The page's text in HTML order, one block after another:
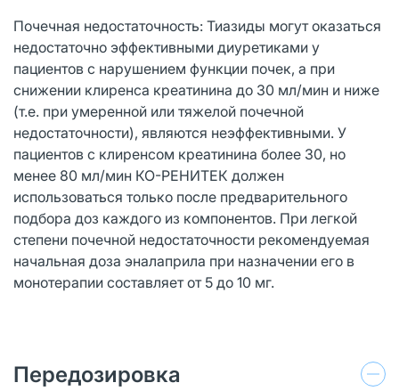
Почечная недостаточность: Тиазиды могут оказаться
недостаточно эффективными диуретиками у
пациентов с нарушением функции почек, а при
снижении клиренса креатинина до 30 мл/мин и ниже
(т.е. при умеренной или тяжелой почечной
недостаточности), являются неэффективными. У
пациентов с клиренсом креатинина более 30, но
менее 80 мл/мин КО-РЕНИТЕК должен
использоваться только после предварительного
подбора доз каждого из компонентов. При легкой
степени почечной недостаточности рекомендуемая
начальная доза эналаприла при назначении его в
монотерапии составляет от 5 до 10 мг.
Передозировка